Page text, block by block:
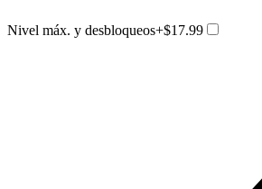
Nivel máx. y desbloqueos+$17.99